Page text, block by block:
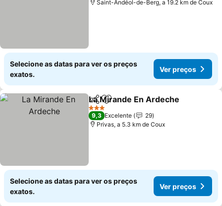
Saint-Andéol-de-Berg, a 19.2 km de Coux
Selecione as datas para ver os preços
exatos.
Ver preços
PartilharAdicionar aos favoritos
La Mirande En Ardeche
3 Estrelas
9,3 Excelente
29
Privas, a 5.3 km de Coux
Selecione as datas para ver os preços
exatos.
Ver preços